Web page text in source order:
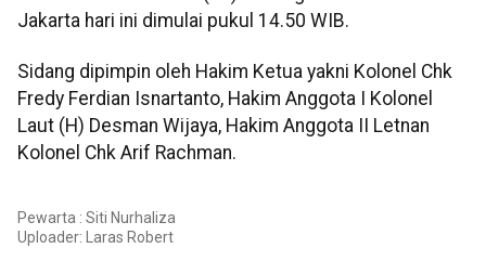
Jakarta hari ini dimulai pukul 14.50 WIB.
Sidang dipimpin oleh Hakim Ketua yakni Kolonel Chk
Fredy Ferdian Isnartanto, Hakim Anggota I Kolonel
Laut (H) Desman Wijaya, Hakim Anggota II Letnan
Kolonel Chk Arif Rachman.
Pewarta : Siti Nurhaliza
Uploader: Laras Robert